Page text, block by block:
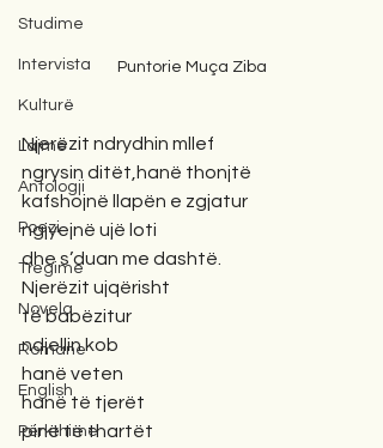
Studime
Intervista
Kulturë
Lajme
Antologji
Poezi
Tregime
Novela
Romane
English
Përkthime
Puntorie Muça Ziba
Njerëzit ndrydhin mllef
ngrysin ditët,hanë thonjtë
kafshojnë llapën e zgjatur
ngjyejnë ujë loti
dhe s’duan me dashtë.
Njerëzit ujqërisht
të babëzitur
ndjellin kob
hanë veten
hanë të tjerët
pinë të thartët